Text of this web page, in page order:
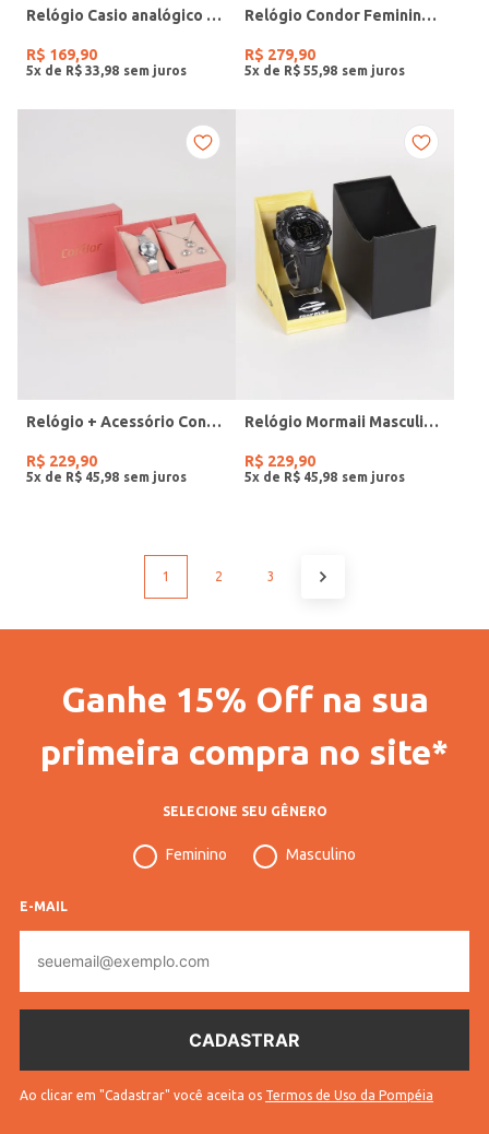
Relógio Casio analógico MW-240-4BVDF-SC
R$ 169,90
5x de R$ 33 98
Relógio Condor Feminino DOURADO
R$ 279,90
5x de R$ 55 98
Relógio + Acessório Condor Feminino PRATA
R$ 229,90
5x de R$ 45 98
Relógio Mormaii Masculino PRETO
R$ 229,90
5x de R$ 45 98
1 2 3
Ganhe 15% Off na sua
primeira compra no site*
SELECIONE SEU GÊNERO
Feminino Masculino
E-MAIL
mail
Ao clicar em "Cadastrar" você aceita os Termos de Uso da Pompéia